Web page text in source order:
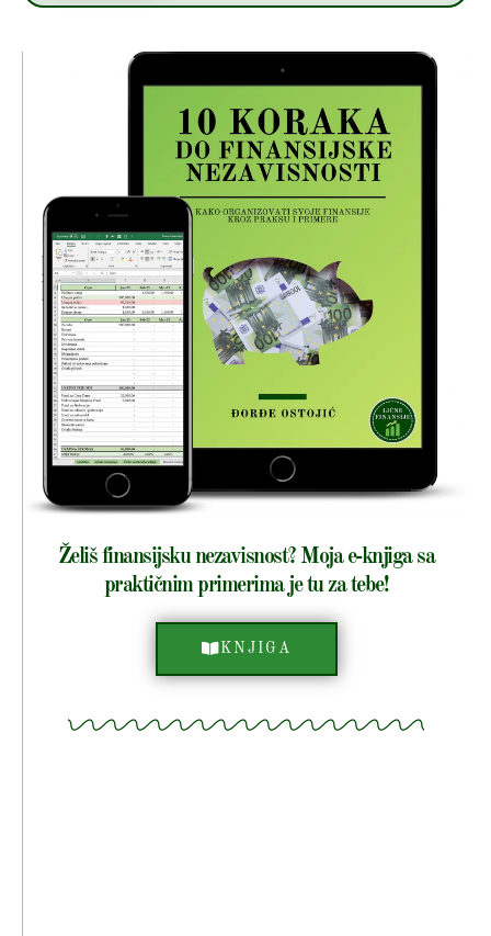
Želiš finansijsku nezavisnost? Moja e-knjiga sa
praktičnim primerima je tu za tebe!
KNJIGA